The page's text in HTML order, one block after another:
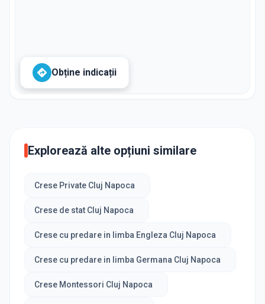
Obține indicații
Explorează alte opțiuni similare
Crese Private Cluj Napoca
Crese de stat Cluj Napoca
Crese cu predare in limba Engleza Cluj Napoca
Crese cu predare in limba Germana Cluj Napoca
Crese Montessori Cluj Napoca